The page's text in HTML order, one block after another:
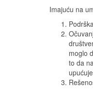
Imajuću na
moglo
to da